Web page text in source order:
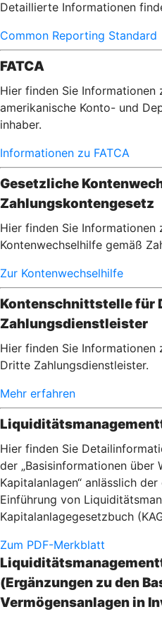
Detaillierte Informationen
Common Reporting Standard
FATCA
Hier finden Sie
amerikanische Konto- und
inhaber.
Informationen zu FATCA
Gesetzliche
Zahlungskontengesetz
Hier finden Sie Informationen
Kontenwechselhilfe gemäß
Zur Kontenwechselhilfe
Kontenschnittstelle für
Zahlungsdienstleister
Hier finden Sie
Dritte Zahlungsdienstleister.
Mehr erfahren
Hier finden Sie
der „Basisinformationen über
Kapitalanlagen“ anlässlich
Einführung von
Kapitalanlagegesetzbuch
Zum PDF-Merkblatt
(Ergänzungen zu den
Vermögensanlagen in